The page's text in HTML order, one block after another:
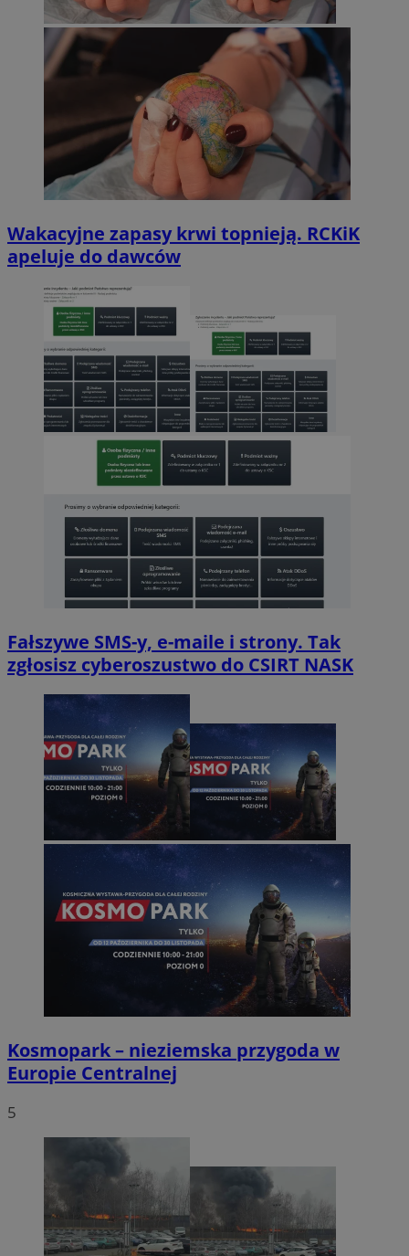
Wakacyjne zapasy krwi topnieją. RCKiK
apeluje do dawców
Fałszywe SMS-y, e-maile i strony. Tak
zgłosisz cyberoszustwo do CSIRT NASK
Kosmopark – nieziemska przygoda w
Europie Centralnej
5